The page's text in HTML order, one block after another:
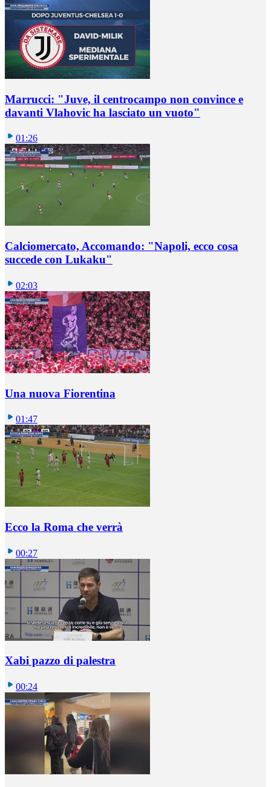
Marrucci: "Juve, il centrocampo non convince e
davanti Vlahovic ha lasciato un vuoto"
01:26
Calciomercato, Accomando: "Napoli, ecco cosa
succede con Lukaku"
02:03
Una nuova Fiorentina
01:47
Ecco la Roma che verrà
00:27
Xabi pazzo di palestra
00:24